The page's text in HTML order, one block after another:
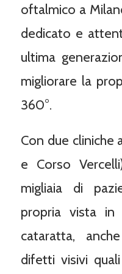
oftalmico a
dedicato e
ultima
migliorare la
360°.
Con due cliniche
e Corso
migliaia di
propria vista
cataratta,
difetti visivi